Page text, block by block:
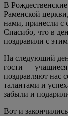
В
Раменской
нами, принесли с
Спасибо, что в
поздравили с
На следующий
гости —
поздравляют нас
талантами и
забыли и
Вот и